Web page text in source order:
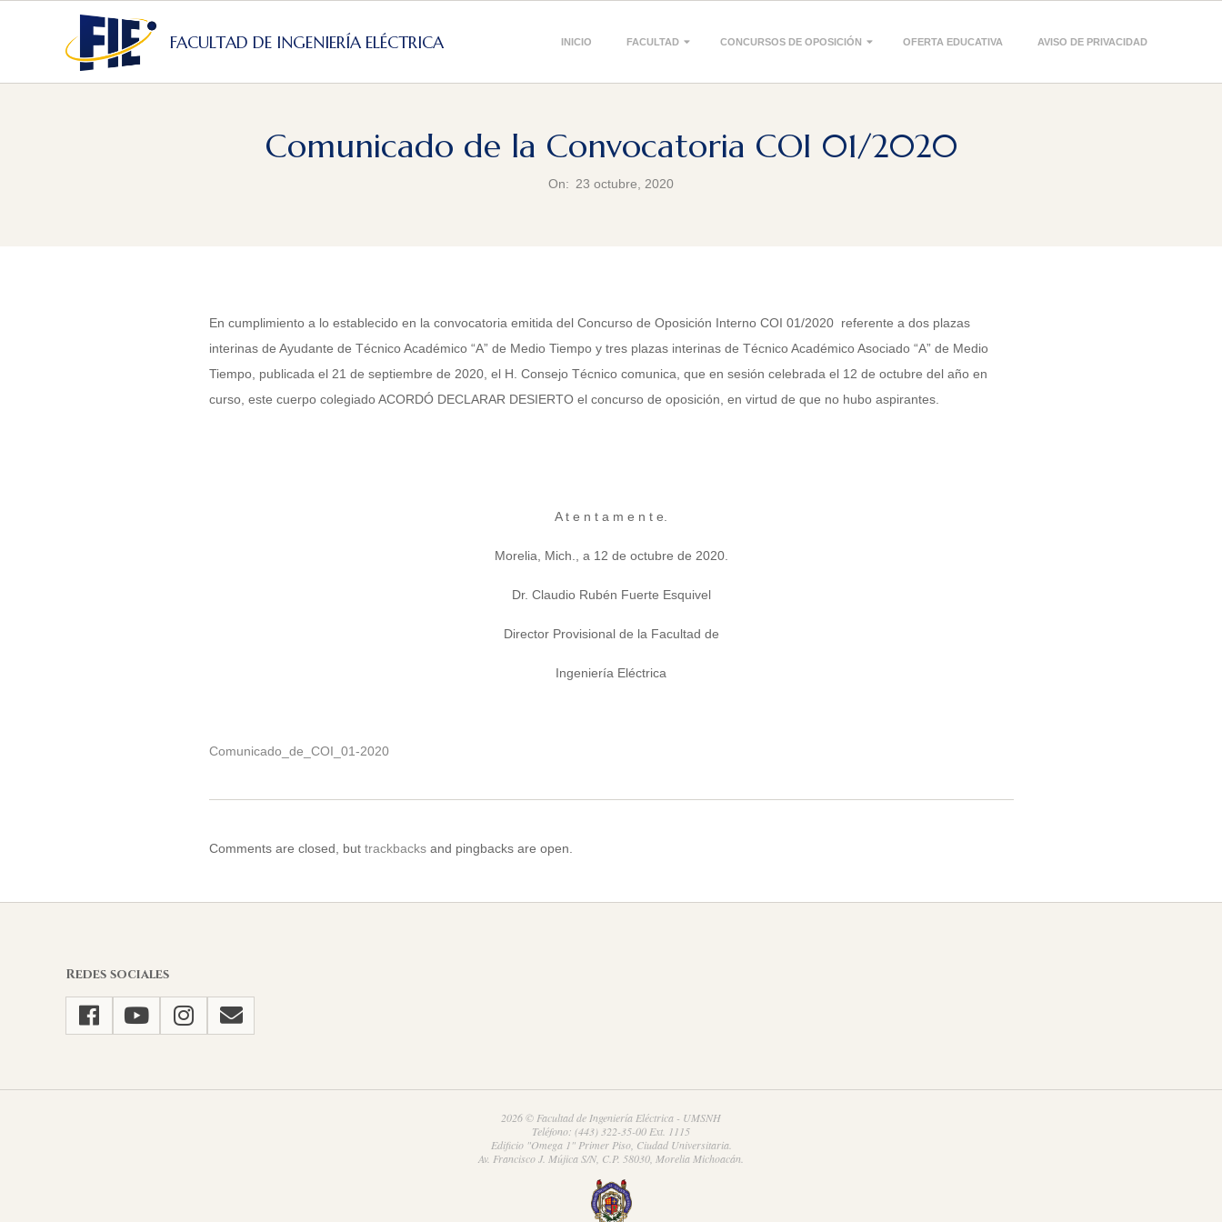
FACULTAD DE INGENIERÍA ELÉCTRICA INICIO FACULTAD CONCURSOS DE OPOSICIÓN OFERTA EDUCATIVA AVISO DE PRIVACIDAD
Comunicado de la Convocatoria COI 01/2020
On: 23 octubre, 2020
En cumplimiento a lo establecido en la convocatoria emitida del Concurso de Oposición Interno COI 01/2020 referente a dos plazas
interinas de Ayudante de Técnico Académico “A” de Medio Tiempo y tres plazas interinas de Técnico Académico Asociado “A” de Medio
Tiempo, publicada el 21 de septiembre de 2020, el H. Consejo Técnico comunica, que en sesión celebrada el 12 de octubre del año en
curso, este cuerpo colegiado ACORDÓ DECLARAR DESIERTO el concurso de oposición, en virtud de que no hubo aspirantes.
A t e n t a m e n t e.
Morelia, Mich., a 12 de octubre de 2020.
Dr. Claudio Rubén Fuerte Esquivel
Director Provisional de la Facultad de
Ingeniería Eléctrica
Comunicado_de_COI_01-2020
Comments are closed, but trackbacksand pingbacks are open.
Redes sociales
2026 © Facultad de Ingeniería Eléctrica - UMSNH
Teléfono: (443) 322-35-00 Ext. 1115
Edificio "Omega 1" Primer Piso, Ciudad Universitaria.
Av. Francisco J. Mújica S/N, C.P. 58030, Morelia Michoacán.